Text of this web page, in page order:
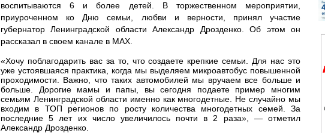
воспитываются 6 и более детей. В торжественном мероприятии,
приуроченном ко Дню семьи, любви и верности, принял участие
губернатор Ленинградской области Александр Дрозденко. Об этом он
рассказал в своем канале в MAX.
«Хочу поблагодарить вас за то, что создаете крепкие семьи. Для нас это
уже устоявшаяся практика, когда мы выделяем микроавтобус повышенной
проходимости. Важно, что таких автомобилей мы вручаем все больше и
больше. Дорогие мамы и папы, вы сегодня подаете пример многим
семьям Ленинградской области именно как многодетные. Не случайно мы
входим в ТОП регионов по росту количества многодетных семей. За
последние 5 лет их число увеличилось почти в 2 раза», — отметил
Александр Дрозденко.